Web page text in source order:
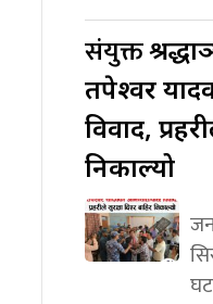
संयुक्त
तपेश्वर
विवाद,
निकाल्यो